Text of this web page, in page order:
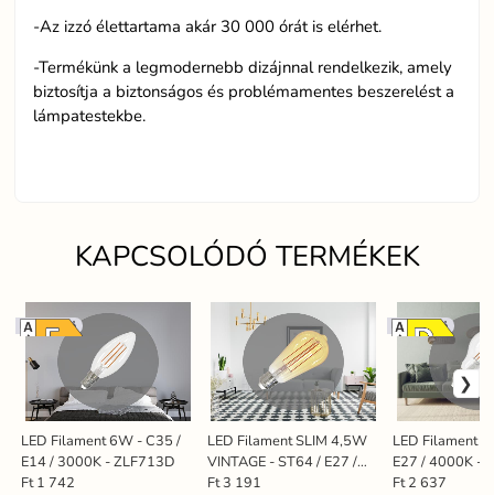
-Az izzó élettartama akár 30 000 órát is elérhet.
-Termékünk a legmodernebb dizájnnal rendelkezik, amely
biztosítja a biztonságos és problémamentes beszerelést a
lámpatestekbe.
KAPCSOLÓDÓ TERMÉKEK
LED Filament 6W - C35 /
E14 / 3000K - ZLF713D
Dimmelhető
Ft 1 742
LED Filament SLIM 4,5W
VINTAGE - ST64 / E27 /
1800K - ZFS101
Ft 3 191
LED Filament
E27 / 4000K -
Dimmelhető
Ft 2 637